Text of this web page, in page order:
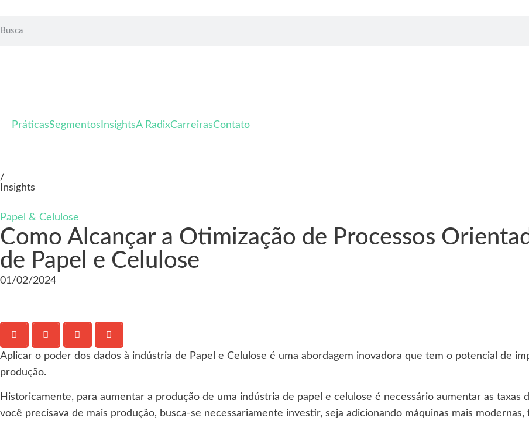
PráticasSegmentos InsightsA RadixCarreirasContato
/
Insights
Papel & Celulose
Como Alcançar a Otimização de Processos
de Papel e Celulose
01/02/2024
Aplicar o poder dos dados à indústria de Papel e Celulose é uma abordagem inovadora que tem o potencial de
produção.
Historicamente, para aumentar a produção de uma indústria de papel e celulose é necessário aumentar as taxas
você precisava de mais produção, busca-se necessariamente investir, seja adicionando máquinas mais